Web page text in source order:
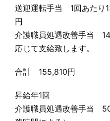
送迎運転手当 1回あた
円
介護職員処遇改善手当
応じて支給致します。
合計 155,810円
昇給年1回
介護職員処遇改善手当